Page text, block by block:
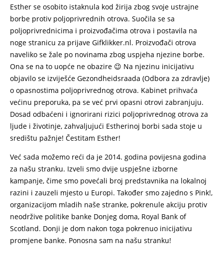
Esther se osobito istaknula kod žirija zbog svoje ustrajne
borbe protiv poljoprivrednih otrova. Suočila se sa
poljoprivrednicima i proizvođačima otrova i postavila na
noge stranicu za prijave Gifklikker.nl. Proizvođači otrova
naveliko se žale po novinama zbog uspjeha njezine borbe.
Ona se na to uopće ne obazire 😉 Na njezinu inicijativu
objavilo se izviješće Gezondheidsraada (Odbora za zdravlje)
o opasnostima poljoprivrednog otrova. Kabinet prihvaća
većinu preporuka, pa se već prvi opasni otrovi zabranjuju.
Dosad odbaćeni i ignorirani rizici poljoprivrednog otrova za
ljude i životinje, zahvaljujući Estherinoj borbi sada stoje u
središtu pažnje! Čestitam Esther!
Već sada možemo reći da je 2014. godina povijesna godina
za našu stranku. Izveli smo dvije uspješne izborne
kampanje, čime smo povećali broj predstavnika na lokalnoj
razini i zauzeli mjesto u Europi. Također smo zajedno s Pink!,
organizacijom mladih naše stranke, pokrenule akciju protiv
neodržive politike banke Donjeg doma, Royal Bank of
Scotland. Donji je dom nakon toga pokrenuo inicijativu
promjene banke. Ponosna sam na našu stranku!